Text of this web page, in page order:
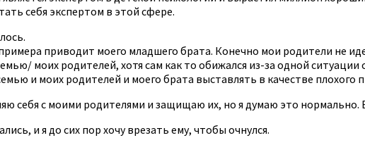
себя экспертом в этой сфере.
приводит моего младшего брата. Конечно мои родители не
моих родителей, хотя сам как то обижался из-за одной ситуации
и моих родителей и моего брата выставлять в качестве плохого
себя с моими родителями и защищаю их, но я думаю это
и я до сих пор хочу врезать ему, чтобы очнулся.